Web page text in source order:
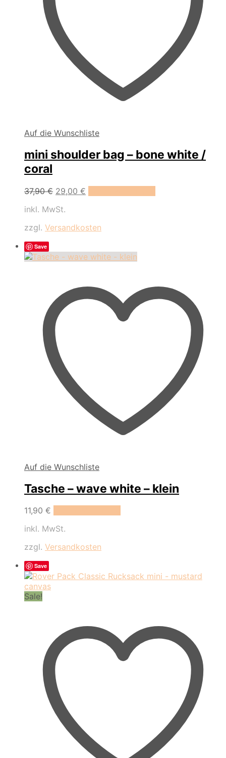
Auf die Wunschliste
mini shoulder bag – bone white /
coral
37,90€ Ursprünglicher
war:
29,00 €
inkl. MwSt.
zzgl. Versandkosten
Save
Auf die Wunschliste
Tasche – wave white – klein
11,90 €
inkl. MwSt.
zzgl. Versandkosten
Save
Sale!